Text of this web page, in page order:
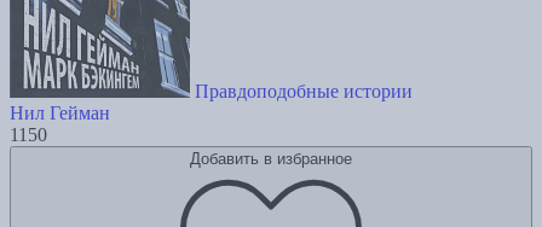
Правдоподобные истории
Нил Гейман
1150
Добавить в избранное